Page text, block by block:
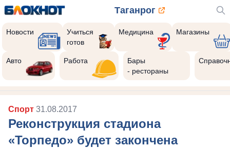
Таганрог
Новости
Учиться
готов
Медицина Магазины
Авто Работа
Бары
- рестораны
Спорт 31.08.2017
Реконструкция стадиона
«Торпедо» будет закончена